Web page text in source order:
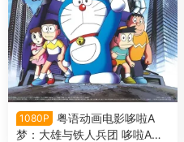
1080P
粤语动画电影哆啦A
梦：大雄与铁人兵团 哆啦A梦